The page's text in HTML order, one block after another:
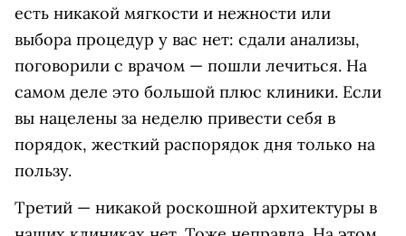
есть никакой мягкости и нежности или
выбора процедур у вас нет: сдали анализы,
поговорили с врачом — пошли лечиться. На
самом деле это большой плюс клиники. Если
вы нацелены за неделю привести себя в
порядок, жесткий распорядок дня только на
пользу.
Третий — никакой роскошной архитектуры в